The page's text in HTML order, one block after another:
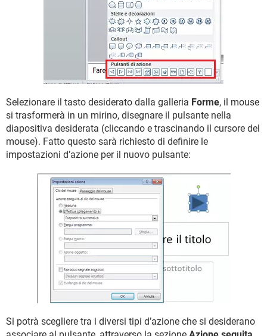
Selezionare il tasto desiderato dalla galleria Forme, il mouse
si trasformerà in un mirino, disegnare il pulsante nella
diapositiva desiderata (cliccando e trascinando il cursore del
mouse). Fatto questo sarà richiesto di definire le
impostazioni d’azione per il nuovo pulsante:
Si potrà scegliere tra i diversi tipi d’azione che si desiderano